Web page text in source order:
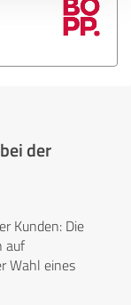
der
Kunden: Die
auf
Wahl eines